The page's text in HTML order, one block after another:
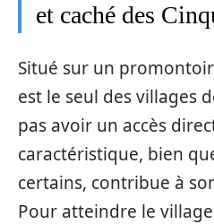
et caché des
Situé sur un
est le seul des villages
pas avoir un accès
caractéristique, bien
certains, contribue à
Pour atteindre le